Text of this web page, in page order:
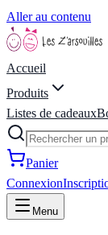
Aller au contenu
Accueil
Produits
Listes de cadeaux
Panier
Connexion
Menu